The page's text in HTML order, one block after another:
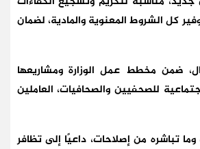
كل الشروط المعنوية والمادية، لضمان
ضمن مخطط عمل الوزارة ومشاريعها
للصحفيين والصحافيات، العاملين
تباشره من إصلاحات، داعيًا إلى تظافر